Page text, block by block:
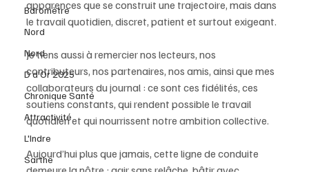
Baromètre
Nord
Nord
D d'Or 2025
Chronique Santé
Attractivité
L'Indre
Sarthe
apparences que se construit une trajectoire, mais dans
le travail quotidien, discret, patient et surtout exigeant.
Je tiens aussi à remercier nos lecteurs, nos
contributeurs, nos partenaires, nos amis, ainsi que mes
collaborateurs du journal : ce sont ces fidélités, ces
soutiens constants, qui rendent possible le travail
quotidien et qui nourrissent notre ambition collective.
Aujourd’hui plus que jamais, cette ligne de conduite